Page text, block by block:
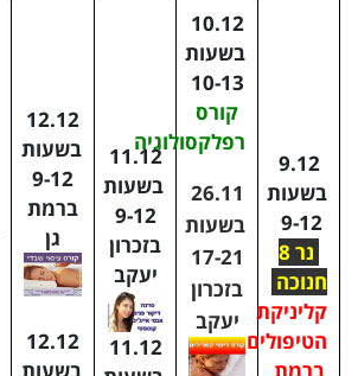
9.12
בשעות
9-12
נר 8
חנוכה
קליניקת
הטיפולים
10.12
בשעות
10-13
קורס
רפלקסולוגיה
26.11
בשעות
17-21
בזכרון
יעקב
11.12
בשעות
9-12
בזכרון
יעקב
11.12
12.12
בשעות
9-12
ברמת
גן
12.12